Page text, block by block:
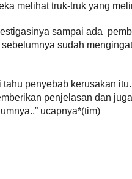
melihat truk-truk yang
sampai ada
sudah
penyebab kerusakan
penjelasan dan
ucapnya*(tim)